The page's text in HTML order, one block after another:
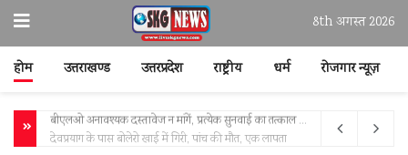
8th अगस्त 2026
होम उत्तराखण्ड उत्तरप्रदेश राष्ट्रीय धर्म रोजगार न्यूज़
देवप्रयाग के पास बोलेरो खाई में गिरी, पांच की मौत, एक लापता